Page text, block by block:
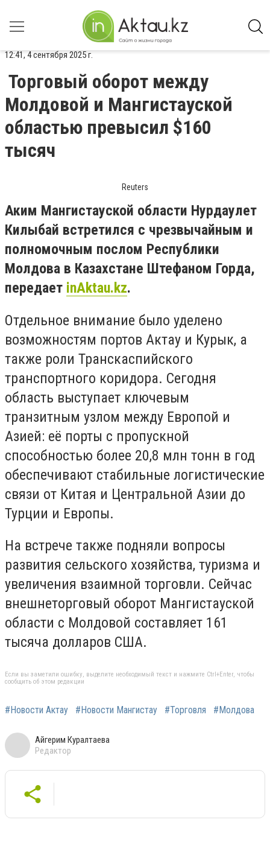
12:41, 4 сентября 2025 г.
Торговый оборот между
Молдовой и Мангистауской
областью превысил $160
тысяч
Reuters
Аким Мангистауской области Нурдаулет
Килыбай встретился с чрезвычайным и
полномочным послом Республики
Молдова в Казахстане Штефаном Горда,
передает inAktau.kz.
Отдельное внимание было уделено
возможностям портов Актау и Курык, а
также роли Транскаспийского
транспортного коридора. Сегодня
область выступает ключевым
транзитным узлом между Европой и
Азией: её порты с пропускной
способностью более 20,8 млн тонн в год
обеспечивают стабильные логистические
связи от Китая и Центральной Азии до
Турции и Европы.
На встрече также подняли вопросы
развития сельского хозяйства, туризма и
увеличения взаимной торговли. Сейчас
внешнеторговый оборот Мангистауской
области с Молдовой составляет 161
тысяча долларов США.
Если вы заметили ошибку, выделите необходимый текст и нажмите Ctrl+Enter, чтобы
сообщить об этом редакции
#Новости Актау #Новости Мангистау #Торговля #Молдова
Айгерим Куралтаева
Редактор